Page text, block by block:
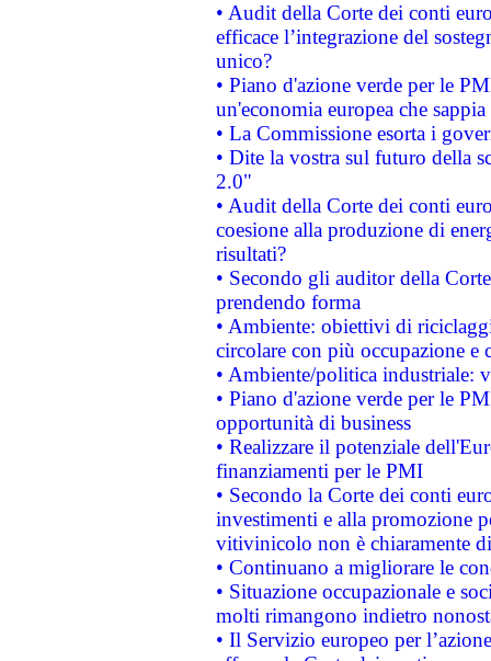
• Audit della Corte dei conti
efficace l’integrazione del
unico?
• Piano d'azione verde per le
un'economia europea che
• La Commissione esorta i
• Dite la vostra sul futuro della
2.0"
• Audit della Corte dei conti
coesione alla produzione di
risultati?
• Secondo gli auditor della
prendendo forma
• Ambiente: obiettivi di
circolare con più occupazione e
• Ambiente/politica industriale:
• Piano d'azione verde per le
opportunità di business
• Realizzare il potenziale
finanziamenti per le PMI
• Secondo la Corte dei conti
investimenti e alla promozione
vitivinicolo non è chiaramente
• Continuano a migliorare le
• Situazione occupazionale e
molti rimangono indietro
• Il Servizio europeo per